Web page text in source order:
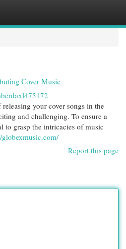
Cover Music
your cover songs in the
and challenging. To ensure a
to grasp the intricacies of music
globexmusic.com/
Report this page